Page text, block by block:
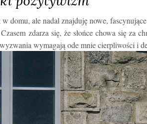
domu, ale nadal znajduję nowe,
zdarza się, że słońce chowa się za
wymagają ode mnie cierpliwości i